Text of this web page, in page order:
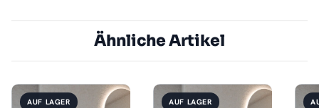
Ähnliche Artikel
AUF LAGER AUF LAGER